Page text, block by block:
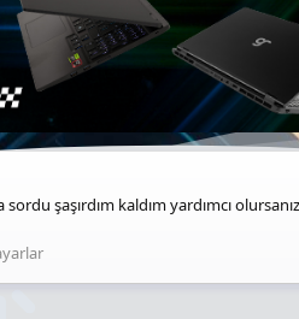
şaşırdım kaldım yardımcı